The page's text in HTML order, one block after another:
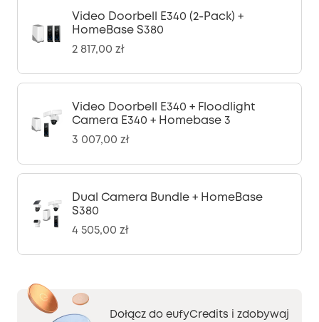
Video Doorbell E340 (2-Pack) +
HomeBase S380
2 817,00 zł
Video Doorbell E340 + Floodlight
Camera E340 + Homebase 3
3 007,00 zł
Dual Camera Bundle + HomeBase
S380
4 505,00 zł
Dołącz do eufyCredits i zdobywaj